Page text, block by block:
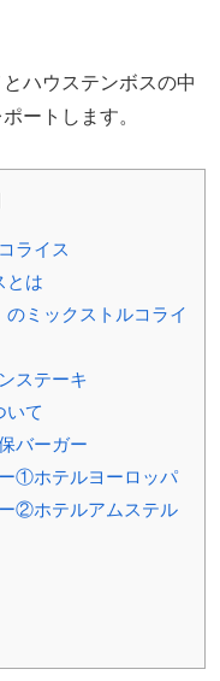
ハウステンボスの中
ートします。
ライス
とは
ミックストルコライ
ステーキ
て
バーガー
①ホテルヨーロッパ
②ホテルアムステル